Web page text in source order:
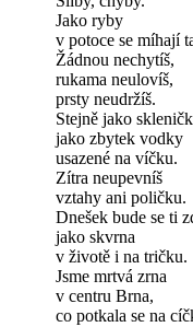
Jako ryby
v potoce se míhají
Žádnou nechytíš,
rukama neulovíš,
prsty neudržíš.
Stejně jako
jako zbytek vodky
usazené na víčku.
Zítra neupevníš
vztahy ani poličku.
Dnešek bude se ti
jako skvrna
v životě i na tričku.
Jsme mrtvá zrna
v centru Brna,
co potkala se na